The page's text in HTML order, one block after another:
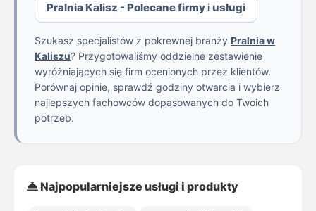
Pralnia Kalisz - Polecane firmy i usługi
Szukasz specjalistów z pokrewnej branży Pralnia w
Kaliszu? Przygotowaliśmy oddzielne zestawienie
wyróżniających się firm ocenionych przez klientów.
Porównaj opinie, sprawdź godziny otwarcia i wybierz
najlepszych fachowców dopasowanych do Twoich
potrzeb.
Najpopularniejsze usługi i produkty